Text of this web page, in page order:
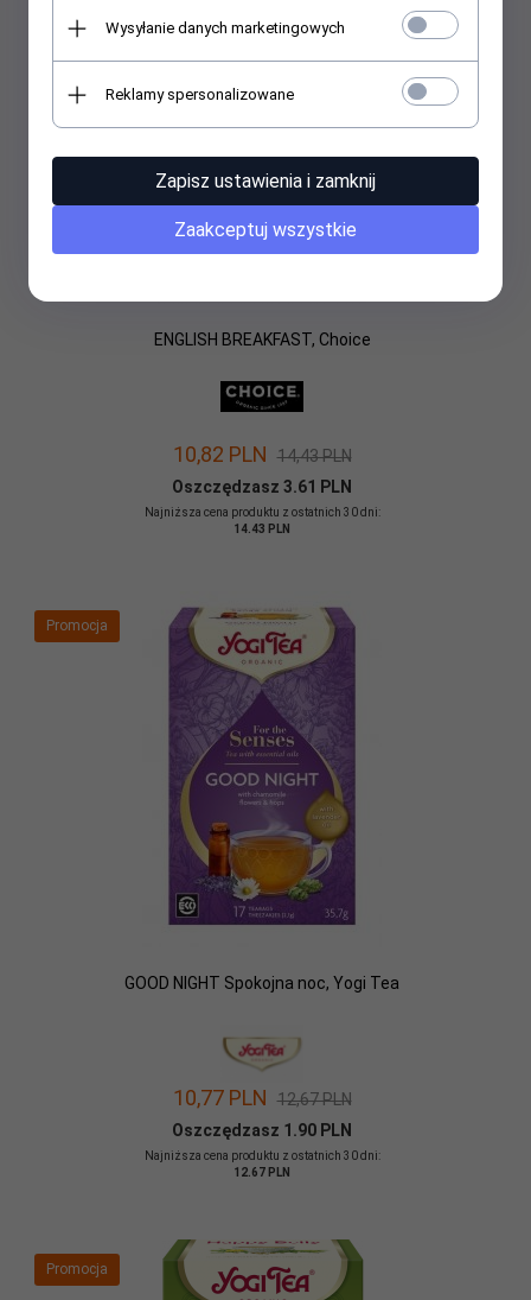
ENGLISH BREAKFAST, Choice
10,82 PLN 14,43 PLN
Oszczędzasz 3.61 PLN
Najniższa cena produktu z ostatnich 30 dni:
14.43 PLN
Promocja
GOOD NIGHT Spokojna noc, Yogi Tea
10,77 PLN 12,67 PLN
Oszczędzasz 1.90 PLN
Najniższa cena produktu z ostatnich 30 dni:
12.67 PLN
Promocja
Wysyłanie danych marketingowych
Reklamy spersonalizowane
Zapisz ustawienia i zamknij
Zaakceptuj wszystkie